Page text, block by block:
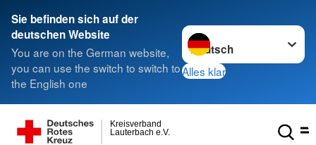
Sie befinden sich auf der
deutschen Website
You are on the German website,
you can use the switch to switch to
the English one
Sprache wechseln zu
Alles klar
Lauterbach e.V.
Kreisverband